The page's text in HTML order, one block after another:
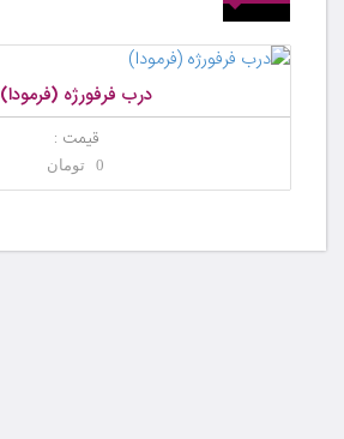
درب فرفورژه (فرمودا)
قیمت :
0 تومان